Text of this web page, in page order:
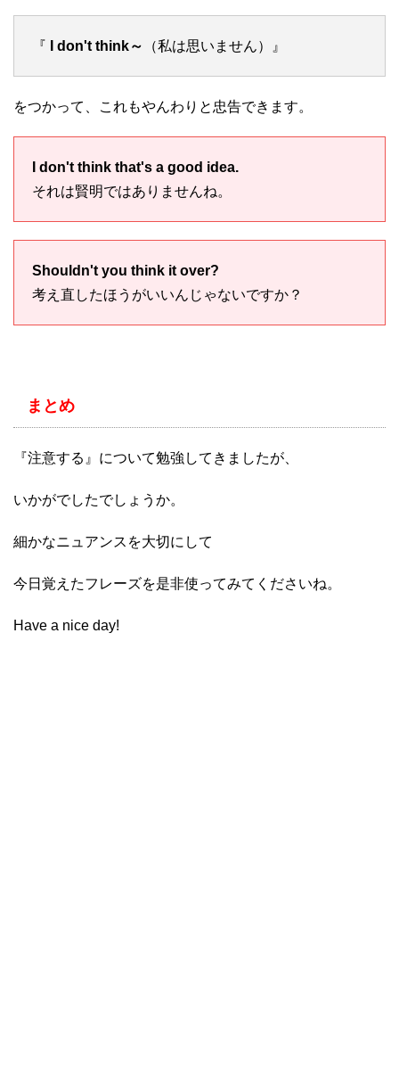
『 I don't think～ （私は思いません）』
をつかって、これもやんわりと忠告できます。
I don't think that's a good idea.
それは賢明ではありませんね。
Shouldn't you think it over?
考え直したほうがいいんじゃないですか？
まとめ
『注意する』について勉強してきましたが、
いかがでしたでしょうか。
細かなニュアンスを大切にして
今日覚えたフレーズを是非使ってみてくださいね。
Have a nice day!